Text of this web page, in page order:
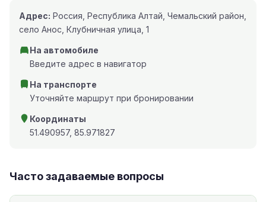
Адрес: Россия, Республика Алтай, Чемальский район,
село Анос, Клубничная улица, 1
На автомобиле
Введите адрес в навигатор
На транспорте
Уточняйте маршрут при бронировании
Координаты
51.490957, 85.971827
Часто задаваемые вопросы